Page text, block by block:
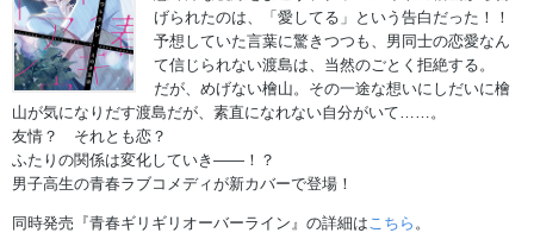
げられたのは、「愛してる」という告白だった！！
予想していた言葉に驚きつつも、男同士の恋愛なん
て信じられない渡島は、当然のごとく拒絶する。
だが、めげない檜山。その一途な想いにしだいに檜
山が気になりだす渡島だが、素直になれない自分がいて……。
友情？ それとも恋？
ふたりの関係は変化していき――！？
男子高生の青春ラブコメディが新カバーで登場！
同時発売『青春ギリギリオーバーライン』の詳細はこちら 。